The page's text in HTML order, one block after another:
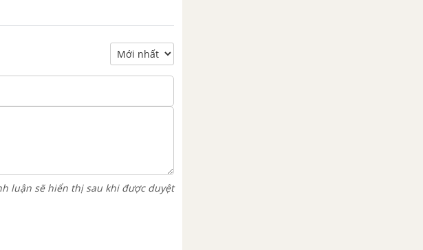
luận sẽ hiển thị sau khi được duyệt